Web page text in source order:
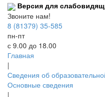
Версия для
Звоните нам!
8 (81379) 35-585
пн-пт
с 9.00 до 18.00
Главная
|
Сведения об
Основные сведения
|